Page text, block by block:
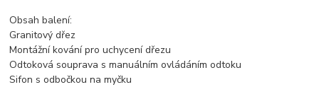
Obsah balení:
Granitový dřez
Montážní kování pro uchycení dřezu
Odtoková souprava s manuálním ovládáním odtoku
Sifon s odbočkou na myčku